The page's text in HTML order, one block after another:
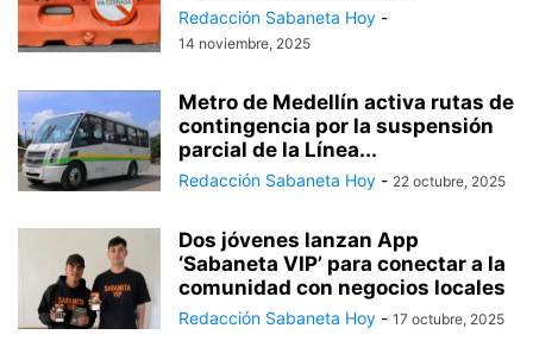
Redacción Sabaneta Hoy -
14 noviembre, 2025
Metro de Medellín activa rutas de
contingencia por la suspensión
parcial de la Línea...
Redacción Sabaneta Hoy - 22 octubre, 2025
Dos jóvenes lanzan App
‘Sabaneta VIP’ para conectar a la
comunidad con negocios locales
Redacción Sabaneta Hoy - 17 octubre, 2025